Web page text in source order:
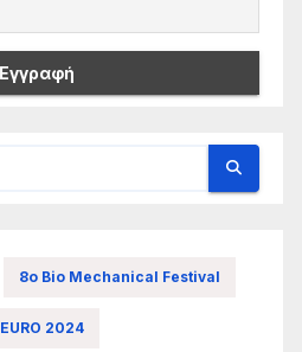
8ο Bio Mechanical Festival
EURO 2024